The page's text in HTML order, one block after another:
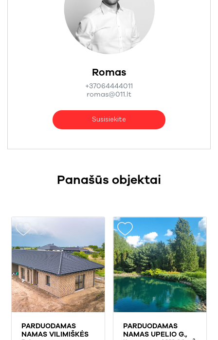
Romas
+37064444011
romas@011.lt
Susisiekite
Panašūs objektai
PARDUODAMAS
NAMAS VILIMIŠKĖS
PARDUODAMAS
NAMAS UPELIO G.,